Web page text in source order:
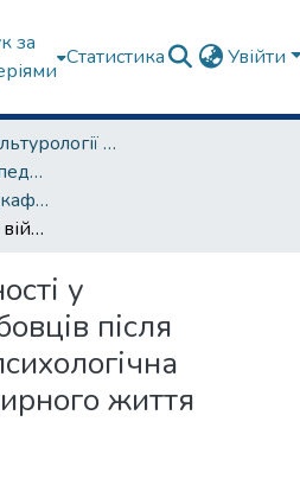
за
Статистика Увійти
Факультет культурології та соціальних комунікацій
Кафедра психології, педагогіки та філології
магістерські роботи (кафедра психології, педагогіки та філології)
Криза ідентичності у військовослужбовців після демобілізації: психологічна адаптація до мирного життя
у
після
життя